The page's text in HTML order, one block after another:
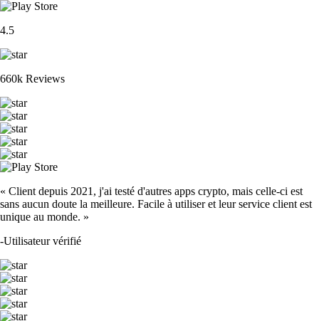
4.5
660k Reviews
« Client depuis 2021, j'ai testé d'autres apps crypto, mais celle-ci est
sans aucun doute la meilleure. Facile à utiliser et leur service client est
unique au monde. »
-Utilisateur vérifié